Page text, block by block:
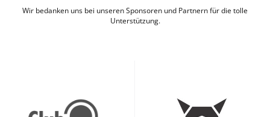
Wir bedanken uns bei unseren Sponsoren und Partnern für die tolle
Unterstützung.